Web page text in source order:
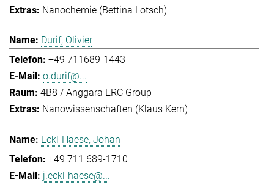
Nanochemie (Bettina Lotsch)
Durif, Olivier
+49 711689-1443
o.durif@...
4B8 / Anggara ERC Group
Nanowissenschaften (Klaus Kern)
Eckl-Haese, Johan
+49 711 689-1710
j.eckl-haese@...